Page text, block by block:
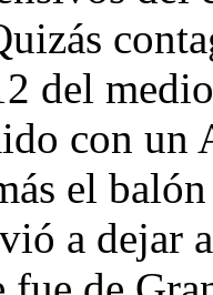
del
con un
el
a dejar